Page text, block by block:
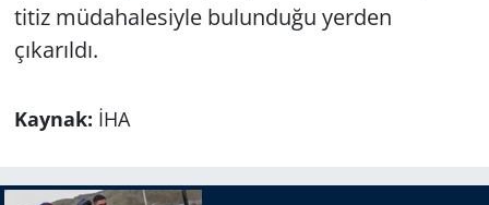
titiz müdahalesiyle bulunduğu yerden
çıkarıldı.
Kaynak: İHA